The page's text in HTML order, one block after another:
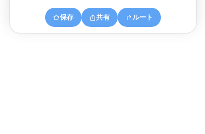
保存 共有 ルート